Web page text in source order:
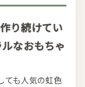
り続けてい
なおもちゃ
ても人気の虹色